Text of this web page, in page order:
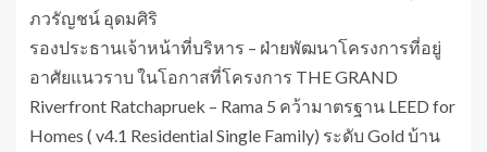
ภวรัญชน์ อุดมศิริ
รองประธานเจ้าหน้าที่บริหาร – ฝ่ายพัฒนาโครงการที่อยู่
อาศัยแนวราบ ในโอกาสที่โครงการ THE GRAND
Riverfront Ratchapruek – Rama 5 คว้ามาตรฐาน LEED for
Homes ( v4.1 Residential Single Family) ระดับ Gold บ้าน